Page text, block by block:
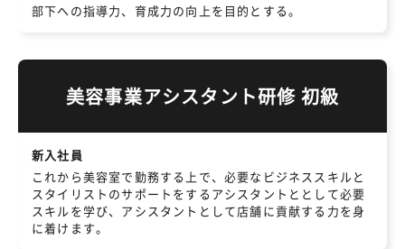
部下への指導力、育成力の向上を目的とする。
美容事業アシスタント研修 初級
新入社員
これから美容室で勤務する上で、必要なビジネススキルと
スタイリストのサポートをするアシスタントととして必要
スキルを学び、アシスタントとして店舗に貢献する力を身
に着けます。